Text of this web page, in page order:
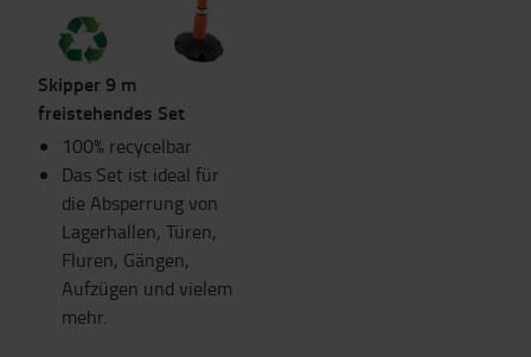
Skipper 9 m
freistehendes Set
100% recycelbar
Das Set ist ideal für
die Absperrung von
Lagerhallen, Türen,
Fluren, Gängen,
Aufzügen und vielem
mehr.